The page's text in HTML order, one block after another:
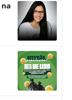
na